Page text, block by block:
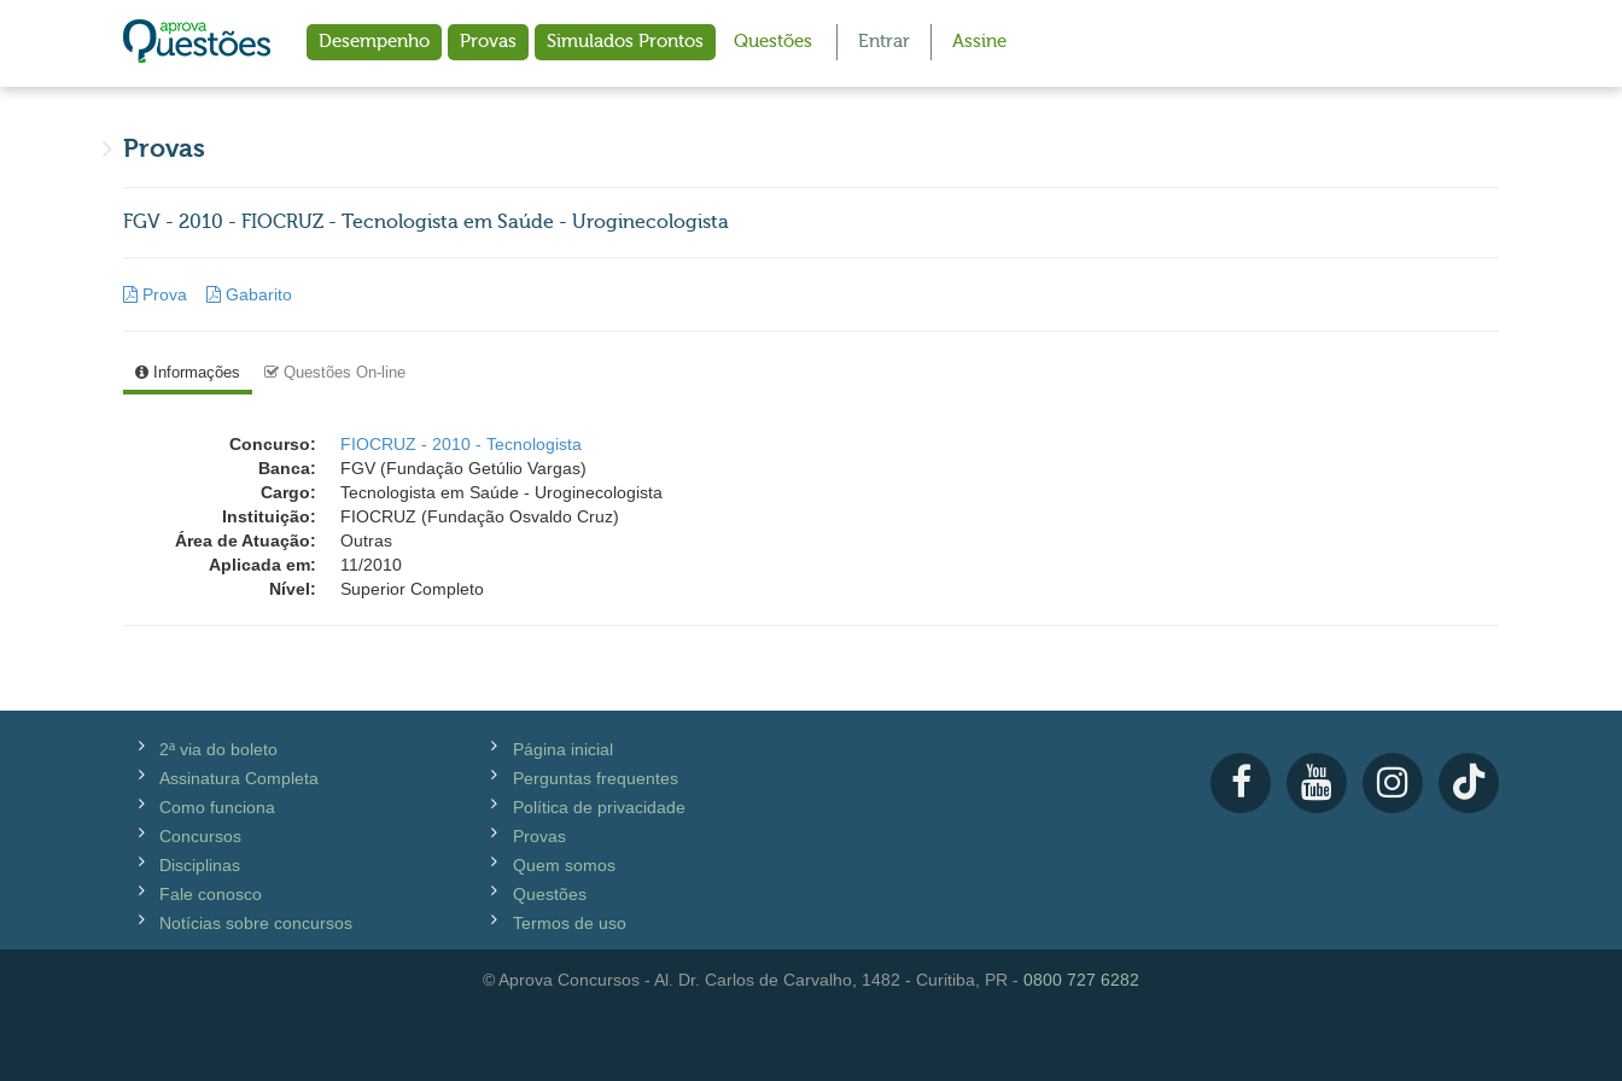
Desempenho Provas Simulados Prontos Questões Entrar Assine
Provas
FGV - 2010 - FIOCRUZ - Tecnologista em Saúde - Uroginecologista
Prova Gabarito
Informações Questões On-line
Concurso:
FIOCRUZ - 2010 - Tecnologista
Banca:
FGV (Fundação Getúlio Vargas)
Cargo:
Tecnologista em Saúde - Uroginecologista
Instituição:
FIOCRUZ (Fundação Osvaldo Cruz)
Área de Atuação:
Outras
Aplicada em:
11/2010
Nível:
Superior Completo
2ª via do boleto
Assinatura Completa
Como funciona
Concursos
Disciplinas
Fale conosco
Notícias sobre concursos
Página inicial
Perguntas frequentes
Política de privacidade
Provas
Quem somos
Questões
Termos de uso
© Aprova Concursos - Al. Dr. Carlos de Carvalho, 1482 - Curitiba, PR - 0800 727 6282